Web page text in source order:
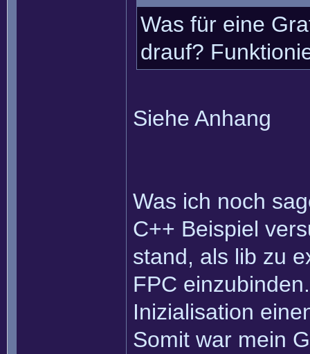
Was für eine
drauf?
Siehe Anhang
Was ich noch
C++ Beispiel
stand, als lib zu
FPC
Inizialisation
Somit war mein